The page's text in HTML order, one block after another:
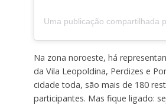
Na zona noroeste, há
da Vila Leopoldina, Perdizes e
cidade toda, são mais de 180
participantes. Mas fique ligado: